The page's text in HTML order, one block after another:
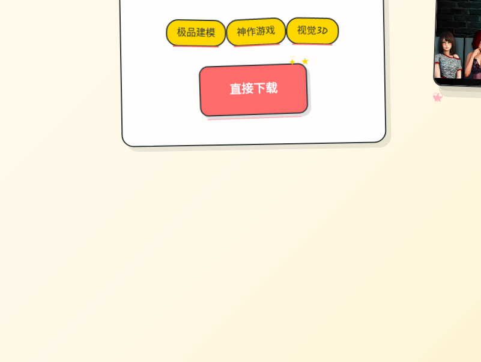
极品建模 神作游戏 视觉3D
直接下载
→
✦ ★
✧
♡
★
♥